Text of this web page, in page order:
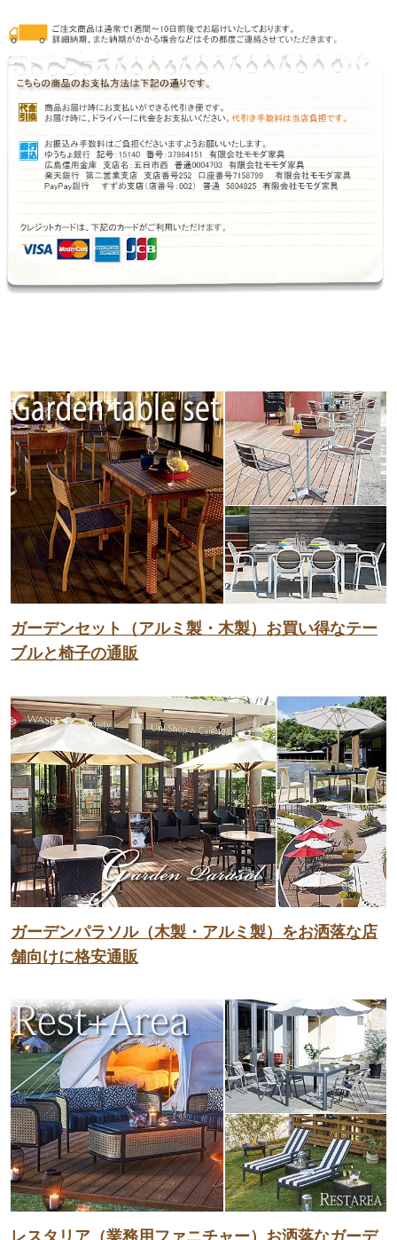
ガーデンセット（アルミ製・木製）お買い得なテー
ブルと椅子の通販
ガーデンパラソル（木製・アルミ製）をお洒落な店
舗向けに格安通販
レスタリア（業務用ファニチャー）お洒落なガーデ